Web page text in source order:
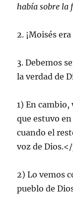
había sobre la
2. ¡Moisés
3. Debemos
la verdad de
1) En
que estuvo
cuando el
voz de
2) Lo vemos
pueblo de